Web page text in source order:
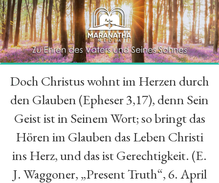
“
Doch Christus wohnt im Herzen durch
den Glauben (Epheser 3,17), denn Sein
Geist ist in Seinem Wort; so bringt das
Hören im Glauben das Leben Christi
ins Herz, und das ist Gerechtigkeit. (E.
J. Waggoner, „Present Truth“, 6. April